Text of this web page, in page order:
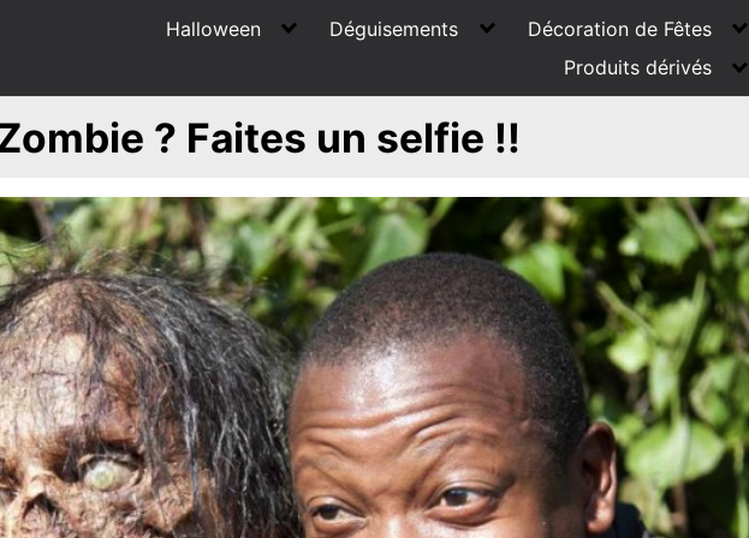
Halloween Déguisements
Décoration de Fêtes
Produits dérivés
? Faites un selfie !!